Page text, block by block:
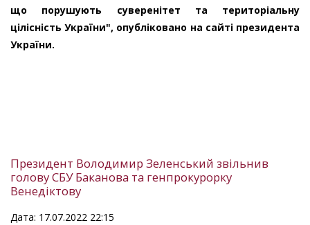
що порушують суверенітет та територіальну
цілісність України", опубліковано на сайті президента
України.
Президент Володимир Зеленський звільнив
голову СБУ Баканова та генпрокурорку
Венедіктову
Дата: 17.07.2022 22:15